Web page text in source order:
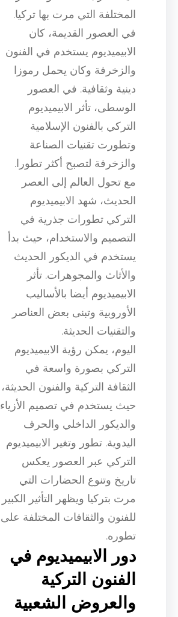
المختلفة التي مرت بها تركيا.
في العصور القديمة، كان
الابيميديوم يستخدم في الفنون
والزخرفة وكان يحمل رموزا
دينية وثقافية. في العصور
الوسطى، تأثر الابيميديوم
التركي بالفنون الإسلامية
وتطورت تقنيات الصناعة
والزخرفة لتصبح أكثر تطورا.
مع تحول العالم إلى العصر
الحديث، شهد الابيميديوم
التركي تطورات جذرية في
التصميم والاستخدام، حيث بدأ
يستخدم في الديكور الحديث
والأثاث والمجوهرات. تأثر
الابيميديوم أيضا بالأساليب
الأوروبية وتبنى بعض العناصر
والتقنيات الحديثة.
اليوم، يمكن رؤية الابيميديوم
التركي بصورة واسعة في
الثقافة التركية والفنون الحديثة،
حيث يستخدم في تصميم الأزياء
والديكور الداخلي والحرف
اليدوية. تطور وتغير الابيميديوم
التركي عبر العصور يعكس
تاريخ وتنوع الحضارات التي
مرت بتركيا ويظهر التأثير الكبير
للفنون والثقافات المختلفة على
تطوره.
دور الابيميديوم في
الفنون التركية
والعروض الشعبية